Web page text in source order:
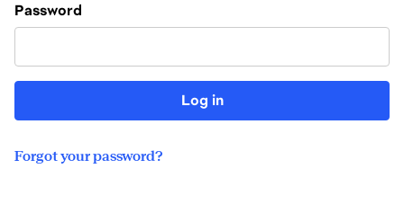
Password
Log in
Forgot your password?